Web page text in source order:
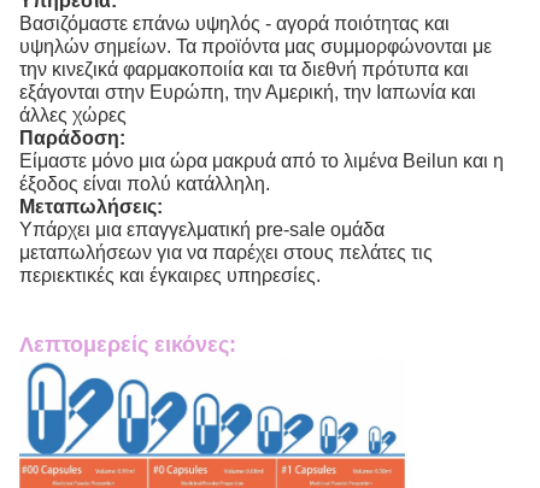
Βασιζόμαστε επάνω υψηλός - αγορά ποιότητας και
υψηλών σημείων. Τα προϊόντα μας συμμορφώνονται με
την κινεζικά φαρμακοποιία και τα διεθνή πρότυπα και
εξάγονται στην Ευρώπη, την Αμερική, την Ιαπωνία και
άλλες χώρες
Παράδοση:
Είμαστε μόνο μια ώρα μακρυά από το λιμένα Beilun και η
έξοδος είναι πολύ κατάλληλη.
Μεταπωλήσεις:
Υπάρχει μια επαγγελματική pre-sale ομάδα
μεταπωλήσεων για να παρέχει στους πελάτες τις
περιεκτικές και έγκαιρες υπηρεσίες.
Λεπτομερείς εικόνες: